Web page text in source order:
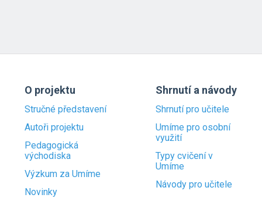
O projektu
Stručné představení
Autoři projektu
Pedagogická
východiska
Výzkum za Umíme
Novinky
Shrnutí a návody
Shrnutí pro učitele
Umíme pro osobní
využití
Typy cvičení v
Umíme
Návody pro učitele